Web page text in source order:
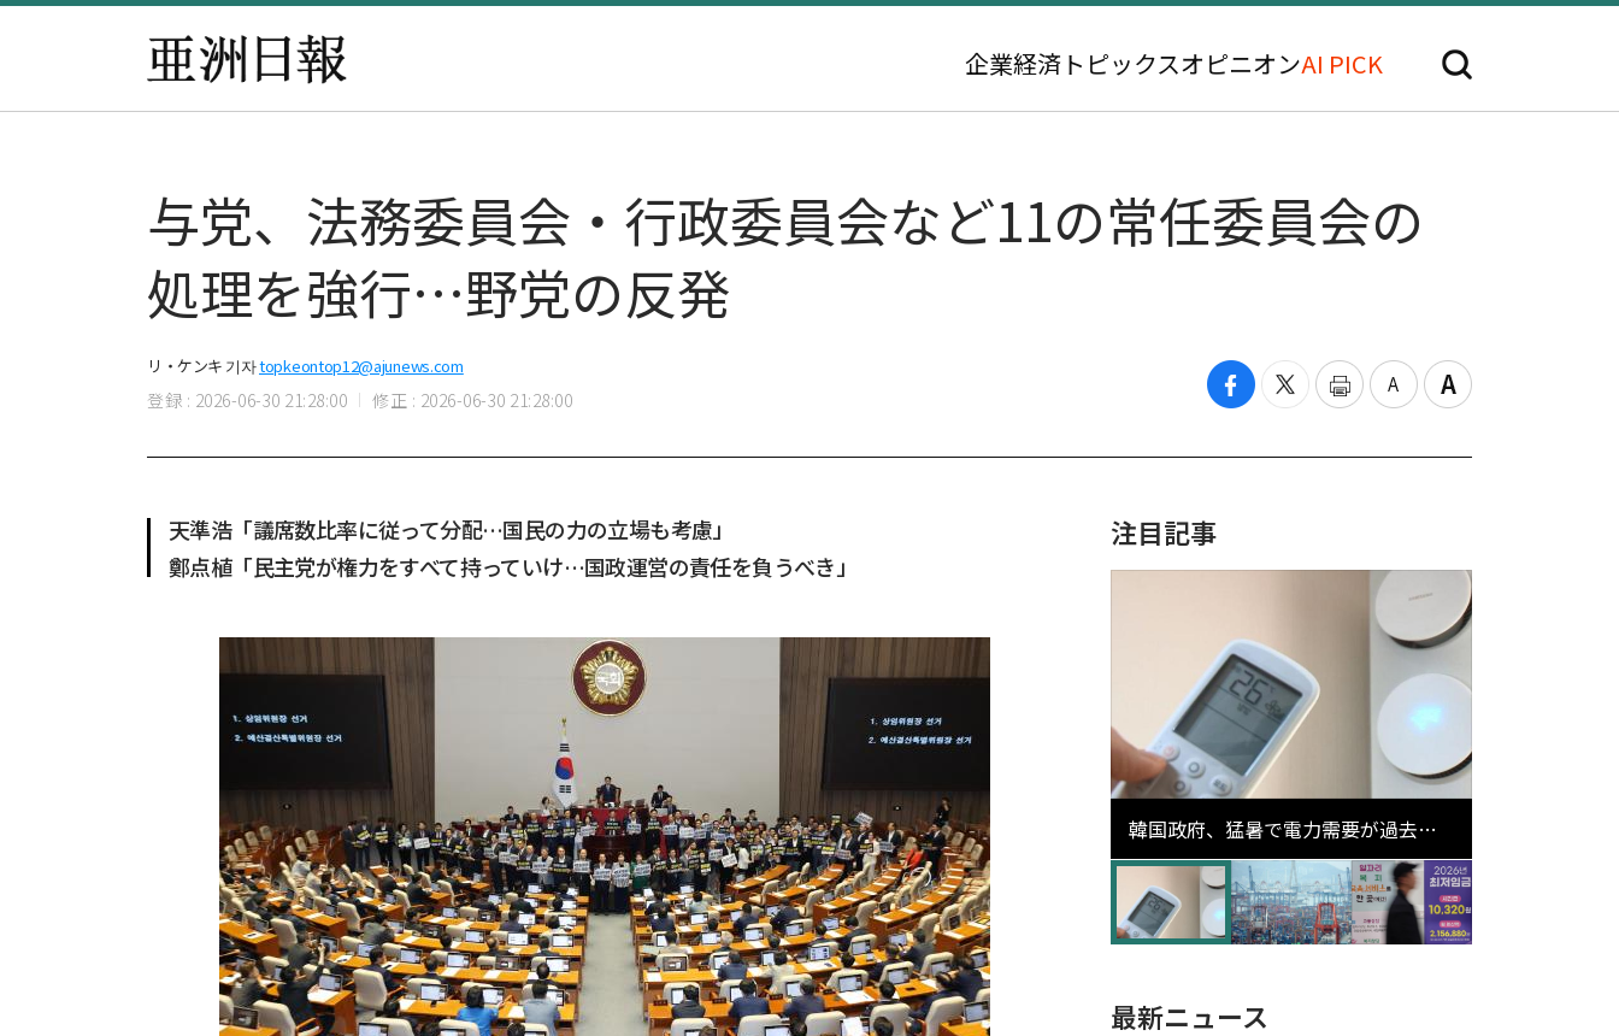
企業経済 トピックスオピニオンAI PICK
与党、法務委員会・行政委員会など11の常任委員会の
処理を強行…野党の反発
リ・ケンキ 기자topkeontop12@ajunews.com
登録 : 2026-06-30 21:28:00 修正 : 2026-06-30 21:28:00
天準浩「議席数比率に従って分配…国民の力の立場も考慮」
鄭点植「民主党が権力をすべて持っていけ…国政運営の責任を負うべき」
注目記事
韓国政府、猛暑で電力需要が過去最
高更新の可能性に需給対応体制を点
検
最新ニュース